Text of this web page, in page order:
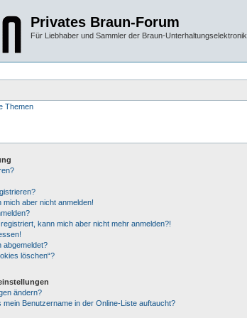
Privates Braun-Forum
Für Liebhaber und Sammler der Braun-Unterhaltungselektronik
Themen
aber nicht anmelden!
kann mich aber nicht mehr anmelden?!
abgemeldet?
löschen“?
ändern?
Benutzername in der Online-Liste auftaucht?